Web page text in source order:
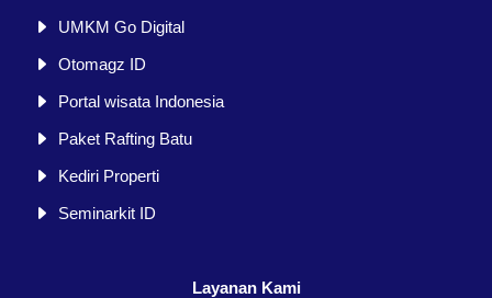
UMKM Go Digital
Otomagz ID
Portal wisata Indonesia
Paket Rafting Batu
Kediri Properti
Seminarkit ID
Layanan Kami